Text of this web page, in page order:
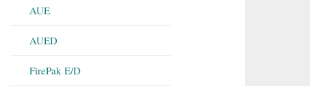
AUE
AUED
FirePak E/D